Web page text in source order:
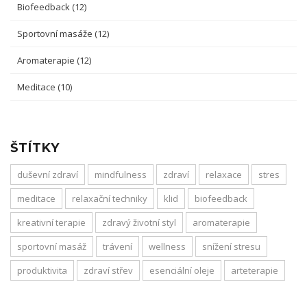
Biofeedback (12)
Sportovní masáže (12)
Aromaterapie (12)
Meditace (10)
ŠTÍTKY
duševní zdraví mindfulness zdraví relaxace
stres
meditace
relaxační techniky klid
biofeedback
kreativní terapie
zdravý životní styl
aromaterapie
sportovní masáž
trávení wellness
snížení stresu
produktivita
zdraví střev esenciální oleje arteterapie